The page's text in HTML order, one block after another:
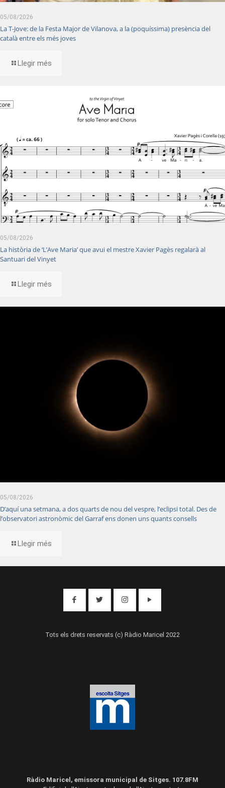
05/08/2026
La T-Jove: de la Festa Major de Vilanova, a la (poquíssima) presència del
català entre els més joves
Llegir més
05/08/2026
La història de ‘L’Ave Maria’ que avui el mestre Xavier Pagès regalarà al
Santuari del Vinyet
Llegir més
05/08/2026
D’aquí una setmana, a dos quarts de nou del vespre, l’eclipsi total. Des de
l’observatori astronòmic del Garraf ens donen uns quants consells
Llegir més
Tots els drets reservats (c) Ràdio Maricel 2022
Ràdio Maricel, emissora municipal de Sitges. 107.8FM